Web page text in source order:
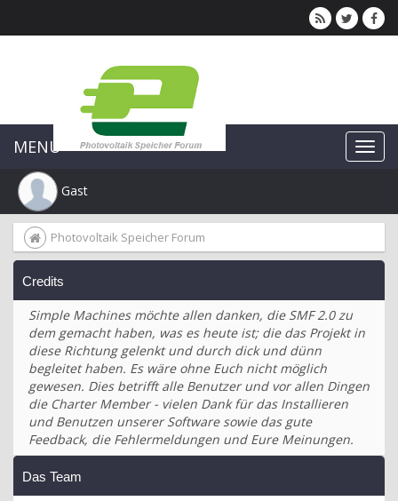
MENU
Gast
Photovoltaik Speicher Forum
Credits
Simple Machines möchte allen danken, die SMF 2.0 zu
dem gemacht haben, was es heute ist; die das Projekt in
diese Richtung gelenkt und durch dick und dünn
begleitet haben. Es wäre ohne Euch nicht möglich
gewesen. Dies betrifft alle Benutzer und vor allen Dingen
die Charter Member - vielen Dank für das Installieren
und Benutzen unserer Software sowie das gute
Feedback, die Fehlermeldungen und Eure Meinungen.
Das Team